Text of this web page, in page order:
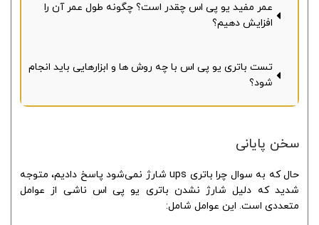
عمر مفید یو پی اس چقدر است؟ چگونه طول عمر آن را
افزایش دهیم؟
تست باتری یو پی اس با چه روش ها و ابزارهایی باید انجام
شود؟
سخن پایانی
حال که به سوال چرا باتری ups شارژ نمی‌شود پاسخ دادیم، متوجه
شدید که دلیل شارژ نشدن باتری یو پی اس ناشی از عوامل
متعددی است. این عوامل شامل: